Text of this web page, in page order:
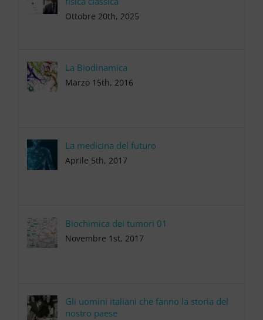
Ottobre 20th, 2025
La Biodinamica
Marzo 15th, 2016
La medicina del futuro
Aprile 5th, 2017
Biochimica dei tumori 01
Novembre 1st, 2017
Gli uomini italiani che fanno la storia del
nostro paese